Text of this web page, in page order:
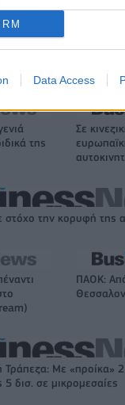
Data Access
ευρώ σε 451
της
Σε
την κορυφή της
ΠΑΟΚ:
Τράπεζα: Με «προίκα»
δισ. σε μικρομεσαίες